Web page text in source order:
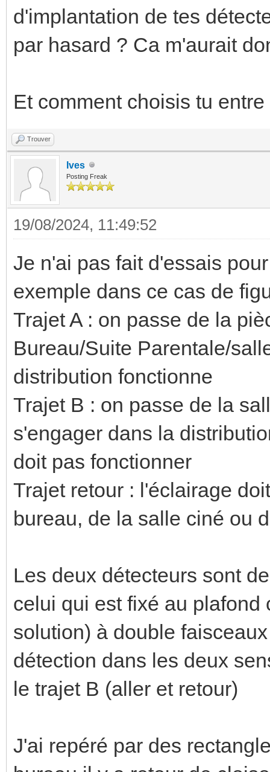
d'implantation de tes
par hasard ? Ca m'aurait
Et comment choisis tu
Trouver
Ives
Posting Freak
19/08/2024, 11:49:52
Je n'ai pas fait d'essais
exemple dans ce cas de
Trajet A : on passe de la
Bureau/Suite Parentale/
distribution fonctionne
Trajet B : on passe de la
s'engager dans la
doit pas fonctionner
Trajet retour : l'éclairage
bureau, de la salle ciné ou
Les deux détecteurs sont
celui qui est fixé au plafond
solution) à double
détection dans les deux
le trajet B (aller et retour)
J'ai repéré par des